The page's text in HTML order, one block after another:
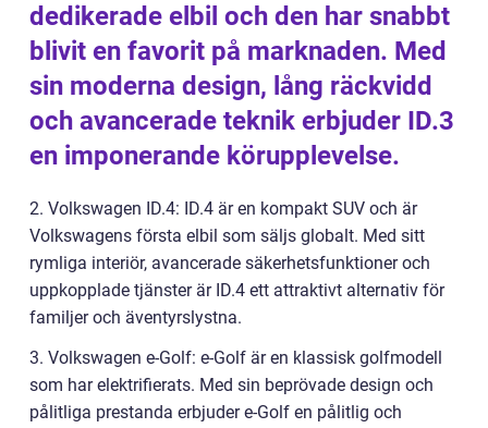
dedikerade elbil och den har snabbt
blivit en favorit på marknaden. Med
sin moderna design, lång räckvidd
och avancerade teknik erbjuder ID.3
en imponerande körupplevelse.
2. Volkswagen ID.4: ID.4 är en kompakt SUV och är
Volkswagens första elbil som säljs globalt. Med sitt
rymliga interiör, avancerade säkerhetsfunktioner och
uppkopplade tjänster är ID.4 ett attraktivt alternativ för
familjer och äventyrslystna.
3. Volkswagen e-Golf: e-Golf är en klassisk golfmodell
som har elektrifierats. Med sin beprövade design och
pålitliga prestanda erbjuder e-Golf en pålitlig och